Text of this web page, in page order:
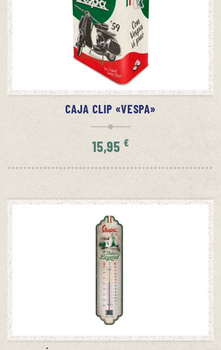
SIN STOCK
AVÍSAME CUANDO HAYA STOCK
CAJA CLIP «VESPA»
15,95 €
SIN STOCK
AVÍSAME CUANDO HAYA STOCK